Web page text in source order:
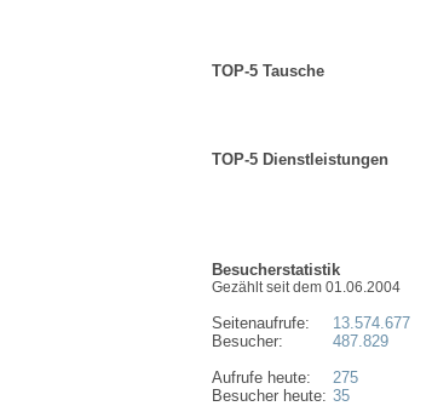
TOP-5 Tausche
TOP-5 Dienstleistungen
Besucherstatistik
Gezählt seit dem 01.06.2004
Seitenaufrufe:
Besucher:
Aufrufe heute:
Besucher heute:
13.574.677
487.829
275
35